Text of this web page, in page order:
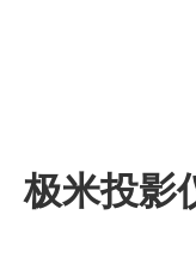
极米投影